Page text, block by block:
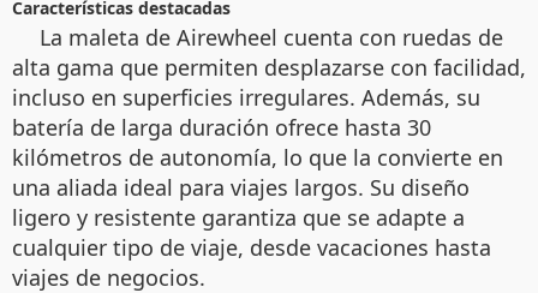
Características destacadas
La maleta de Airewheel cuenta con ruedas de
alta gama que permiten desplazarse con facilidad,
incluso en superficies irregulares. Además, su
batería de larga duración ofrece hasta 30
kilómetros de autonomía, lo que la convierte en
una aliada ideal para viajes largos. Su diseño
ligero y resistente garantiza que se adapte a
cualquier tipo de viaje, desde vacaciones hasta
viajes de negocios.